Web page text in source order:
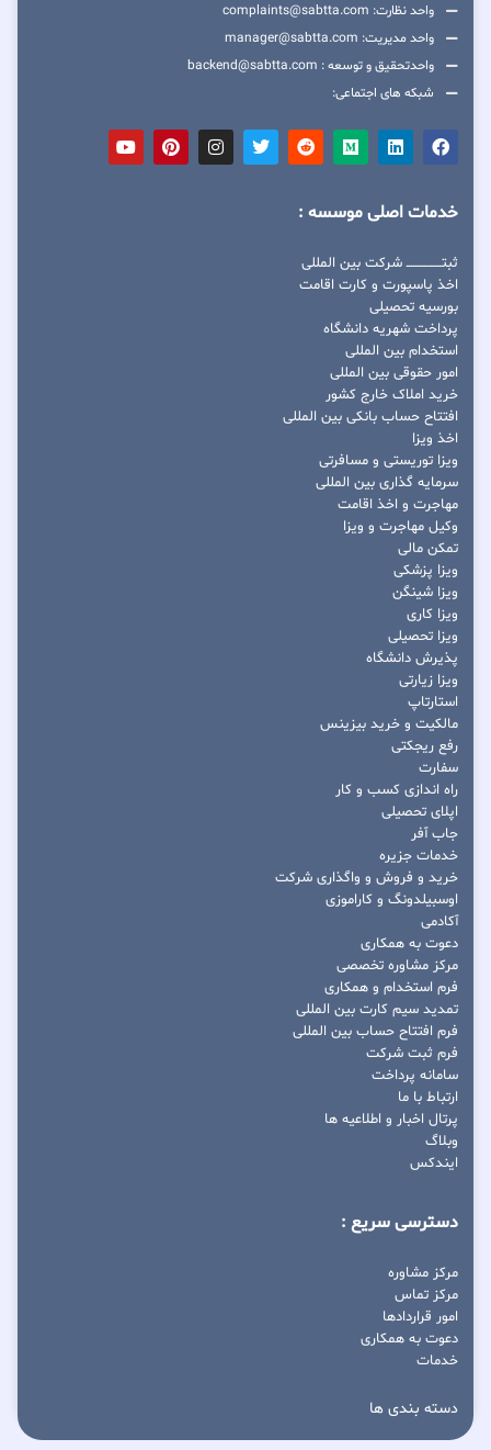
واحد نظارت: complaints@sabtta.com
واحد مدیریت: manager@sabtta.com
واحدتحقیق و توسعه : backend@sabtta.com
شبکه های اجتماعی:
خدمات اصلی موسسه :
ثبتــــــــــــــــ شرکت بین المللی
اخذ پاسپورت و کارت اقامت
بورسیه تحصیلی
پرداخت شهریه دانشگاه
استخدام بین المللی
امور حقوقی بین المللی
خرید املاک خارج کشور
افتتاح حساب بانکی بین المللی
اخذ ویزا
ویزا توریستی و مسافرتی
سرمایه گذاری بین المللی
مهاجرت و اخذ اقامت
وکیل مهاجرت و ویزا
تمکن مالی
ویزا پزشکی
ویزا شینگن
ویزا کاری
ویزا تحصیلی
پذیرش دانشگاه
ویزا زیارتی
استارتاپ
مالکیت و خرید بیزینس
رفع ریجکتی
سفارت
راه اندازی کسب و کار
اپلای تحصیلی
جاب آفر
خدمات جزیره
خرید و فروش و واگذاری شرکت
اوسبیلدونگ و کاراموزی
آکادمی
دعوت به همکاری
مرکز مشاوره تخصصی
فرم استخدام و همکاری
تمدید سیم کارت بین المللی
فرم افتتاح حساب بین المللی
فرم ثبت شرکت
سامانه پرداخت
ارتباط با ما
پرتال اخبار و اطلاعیه ها
وبلاگ
ایندکس
دسترسی سریع :
مرکز مشاوره
مرکز تماس
امور قراردادها
دعوت به همکاری
خدمات
دسته بندی ها